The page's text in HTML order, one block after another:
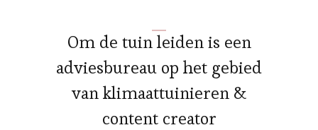
Om de tuin leiden is een
adviesbureau op het gebied
van klimaattuinieren &
content creator